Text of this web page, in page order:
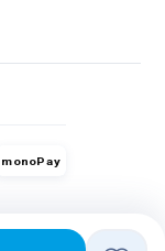
monoPay